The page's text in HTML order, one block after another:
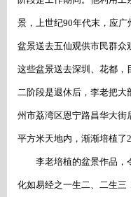
景，上世纪90年代末，应
盆景送去五仙观供市民群众
这些盆景送去深圳、花都，
二阶段是退休后，李老把
州市荔湾区恩宁路昌华大街
平方米天地内，渐渐培植了
李老培植的盆景作品，
化如易经之一生二、二生三